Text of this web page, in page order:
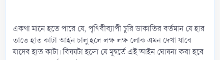
একথা মানে হতে পারে যে, পৃথিবীব্যাপী চুরি ডাকাতির বর্তমান যে হার
তাতে হাত কাটা আইন চালু হলে লক্ষ লক্ষ লোক এমন দেখা যাবে
যাদের হাত কাটা। বিষয়টা হলো যে মুহুর্তে এই আইন ঘোষনা করা হবে